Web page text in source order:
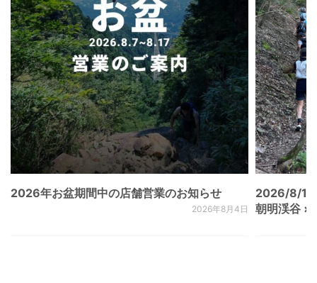
2026年お盆期間中の店舗営業のお知らせ
2026年8月4日
2026/8/
朝明渓谷 ×